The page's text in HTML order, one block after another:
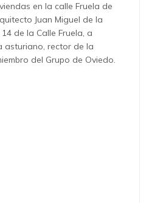
en la calle Fruela de
Juan Miguel de la
de la Calle Fruela, a
asturiano, rector de la
del Grupo de Oviedo.